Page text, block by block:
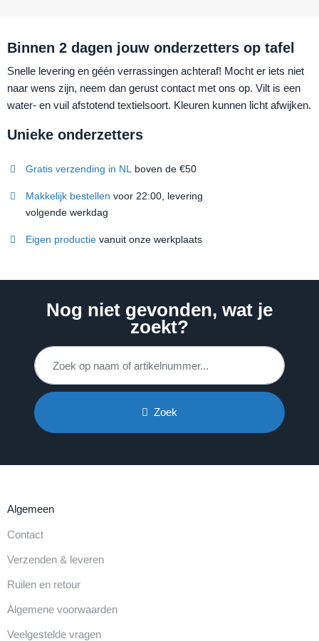
Binnen 2 dagen jouw onderzetters op tafel
Snelle levering en géén verrassingen achteraf! Mocht er iets niet
naar wens zijn, neem dan gerust contact met ons op. Vilt is een
water- en vuil afstotend textielsoort. Kleuren kunnen licht afwijken.
Unieke onderzetters
Gratis verzending in NL boven de €50
Makkelijk bestellen voor 22:00, levering
volgende werkdag
Eigen productie vanuit onze werkplaats
Nog niet gevonden, wat je
zoekt?
Zoek
Algemeen
Contact
Verzenden & leveren
Ruilen en retour
Algemene voorwaarden
Veelgestelde vragen